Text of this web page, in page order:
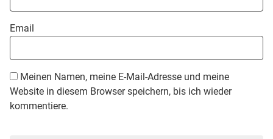
Email
Meinen Namen, meine E-Mail-Adresse und meine
Website in diesem Browser speichern, bis ich wieder
kommentiere.